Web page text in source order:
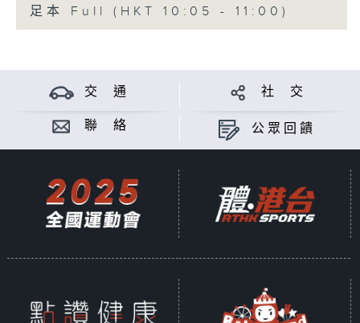
足本 Full (HKT 10:05 - 11:00)
交 通 社 交
聯 絡 公眾回饋